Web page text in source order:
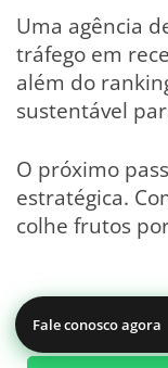
Uma agência
tráfego em
além do
sustentável
O próximo
estratégica.
colhe frutos
Fale conosco agora